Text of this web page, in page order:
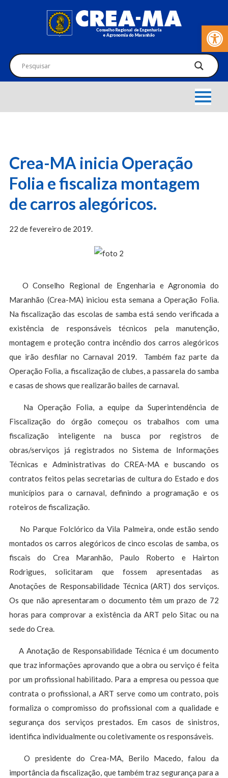
Barra de
Crea-MA inicia Operação
Folia e fiscaliza montagem
de carros alegóricos.
22 de fevereiro de 2019.
O Conselho Regional de Engenharia e Agronomia do
Maranhão (Crea-MA) iniciou esta semana a Operação Folia.
Na fiscalização das escolas de samba está sendo verificada a
existência de responsáveis técnicos pela manutenção,
montagem e proteção contra incêndio dos carros alegóricos
que irão desfilar no Carnaval 2019. Também faz parte da
Operação Folia, a fiscalização de clubes, a passarela do samba
e casas de shows que realizarão bailes de carnaval.
Na Operação Folia, a equipe da Superintendência de
Fiscalização do órgão começou os trabalhos com uma
fiscalização inteligente na busca por registros de
obras/serviços já registrados no Sistema de Informações
Técnicas e Administrativas do CREA-MA e buscando os
contratos feitos pelas secretarias de cultura do Estado e dos
municípios para o carnaval, definindo a programação e os
roteiros de fiscalização.
No Parque Folclórico da Vila Palmeira, onde estão sendo
montados os carros alegóricos de cinco escolas de samba, os
fiscais do Crea Maranhão, Paulo Roberto e Hairton
Rodrigues, solicitaram que fossem apresentadas as
Anotações de Responsabilidade Técnica (ART) dos serviços.
Os que não apresentaram o documento têm um prazo de 72
horas para comprovar a existência da ART pelo Sitac ou na
sede do Crea.
A Anotação de Responsabilidade Técnica é um documento
que traz informações aprovando que a obra ou serviço é feita
por um profissional habilitado. Para a empresa ou pessoa que
contrata o profissional, a ART serve como um contrato, pois
formaliza o compromisso do profissional com a qualidade e
segurança dos serviços prestados. Em casos de sinistros,
identifica individualmente ou coletivamente os responsáveis.
O presidente do Crea-MA, Berilo Macedo, falou da
importância da fiscalização, que também traz segurança para a